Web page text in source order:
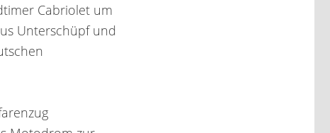
Cabriolet um
Unterschüpf und